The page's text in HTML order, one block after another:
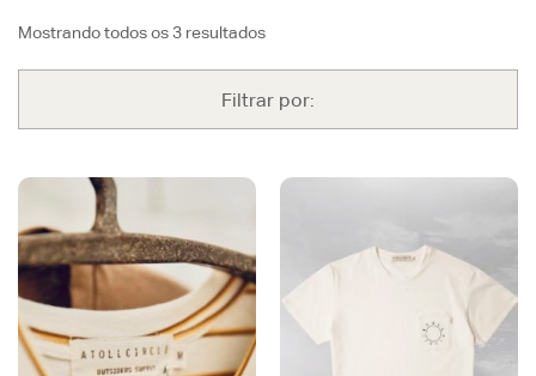
Mostrando todos os 3 resultados
Filtrar por: